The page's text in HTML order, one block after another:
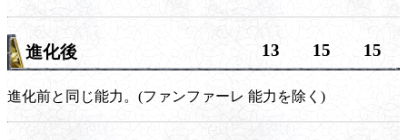
進化後 13 15 15
進化前と同じ能力。(ファンファーレ 能力を除く)